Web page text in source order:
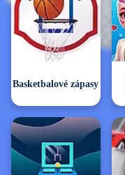
Basketbalové zápasy